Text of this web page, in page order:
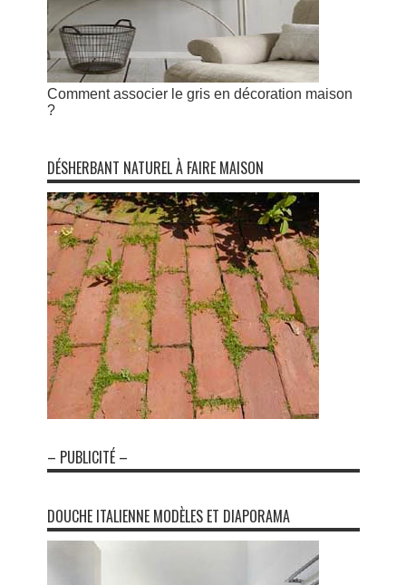
Comment associer le gris en décoration maison
?
DÉSHERBANT NATUREL À FAIRE MAISON
– PUBLICITÉ –
DOUCHE ITALIENNE MODÈLES ET DIAPORAMA